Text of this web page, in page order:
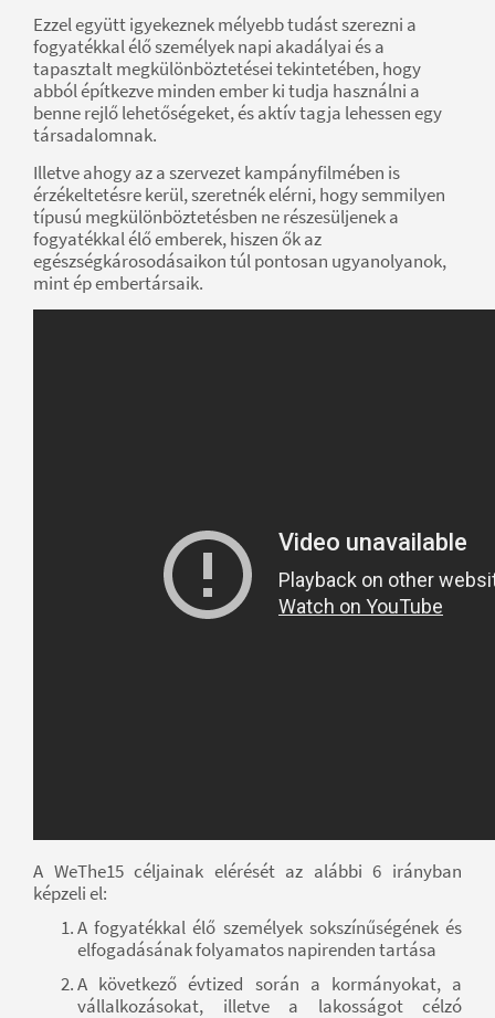
Ezzel együtt igyekeznek mélyebb tudást szerezni a
fogyatékkal élő személyek napi akadályai és a
tapasztalt megkülönböztetései tekintetében, hogy
abból építkezve minden ember ki tudja használni a
benne rejlő lehetőségeket, és aktív tagja lehessen egy
társadalomnak.
Illetve ahogy az a szervezet kampányfilmében is
érzékeltetésre kerül, szeretnék elérni, hogy semmilyen
típusú megkülönböztetésben ne részesüljenek a
fogyatékkal élő emberek, hiszen ők az
egészségkárosodásaikon túl pontosan ugyanolyanok,
mint ép embertársaik.
A WeThe15 céljainak elérését az alábbi 6 irányban
képzeli el:
A fogyatékkal élő személyek sokszínűségének és
elfogadásának folyamatos napirenden tartása
A következő évtized során a kormányokat, a
vállalkozásokat, illetve a lakosságot célzó